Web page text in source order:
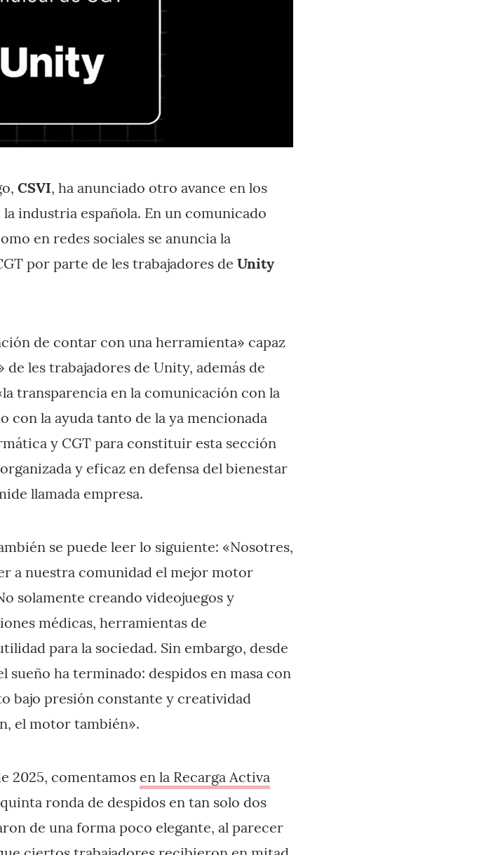
CSVI, ha anunciado otro avance en los
industria española. En un comunicado
en redes sociales se anuncia la
por parte de les trabajadores de Unity
de contar con una herramienta» capaz
les trabajadores de Unity, además de
transparencia en la comunicación con la
con la ayuda tanto de la ya mencionada
y CGT para constituir esta sección
y eficaz en defensa del bienestar
llamada empresa.
se puede leer lo siguiente: «Nosotres,
a nuestra comunidad el mejor motor
solamente creando videojuegos y
médicas, herramientas de
para la sociedad. Sin embargo, desde
sueño ha terminado: despidos en masa con
bajo presión constante y creatividad
el motor también».
2025, comentamos en la Recarga Activa
ronda de despidos en tan solo dos
de una forma poco elegante, al parecer